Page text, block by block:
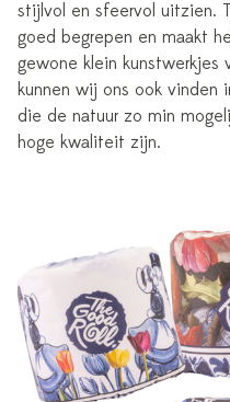
stijlvol en sfeervol uitzien.
goed begrepen en maakt
gewone klein
kunnen wij ons ook vinden
die de natuur zo min
hoge kwaliteit zijn.